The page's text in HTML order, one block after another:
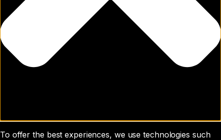
To offer the best experiences, we use technologies such